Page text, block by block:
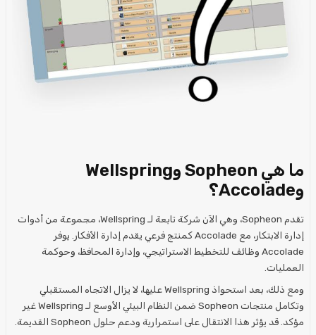
ما هي Sopheon وWellspring
وAccolade؟
تقدم Sopheon، وهي الآن شركة تابعة لـ Wellspring، مجموعة من أدوات
إدارة الابتكار، مع Accolade كمنتج فرعي يقدم إدارة الأفكار. يوفر
Accolade وظائف للتخطيط الاستراتيجي، وإدارة المحافظ، وحوكمة
العمليات.
ومع ذلك، بعد استحواذ Wellspring عليها، لا يزال الاتجاه المستقبلي
وتكامل منتجات Sopheon ضمن النظام البيئي الأوسع لـ Wellspring غير
مؤكد. قد يؤثر هذا الانتقال على استمرارية ودعم حلول Sopheon القديمة.